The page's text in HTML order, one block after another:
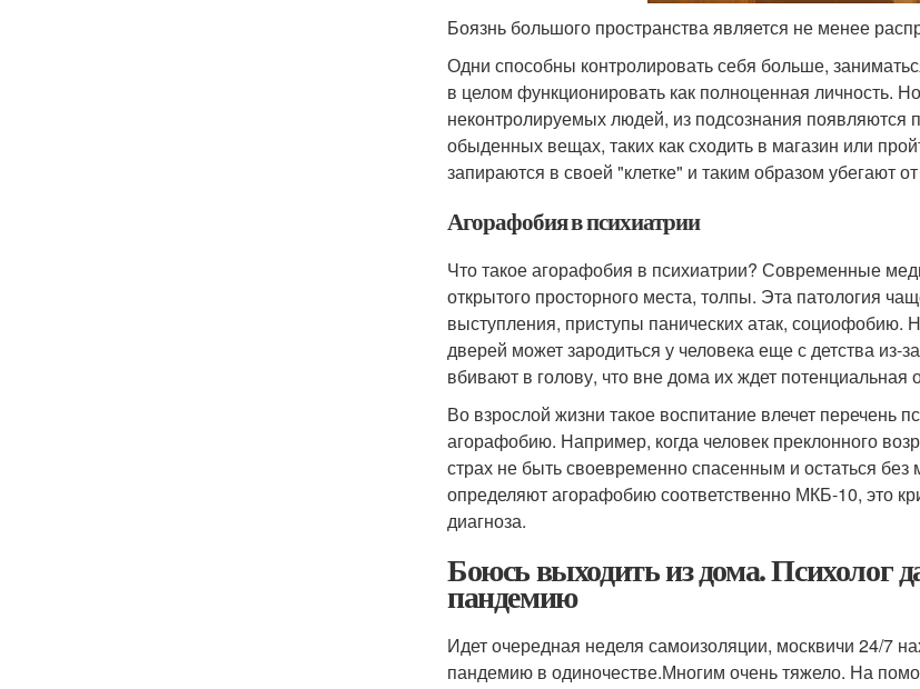
Боязнь большого пространства является не менее
Одни способны контролировать себя больше,
в целом функционировать как полноценная личность.
неконтролируемых людей, из подсознания появляются
обыденных вещах, таких как сходить в магазин или
запираются в своей "клетке" и таким образом убегают
Агорафобия в психиатрии
Что такое агорафобия в психиатрии? Современные
открытого просторного места, толпы. Эта патология
выступления, приступы панических атак,
дверей может зародиться у человека еще с детства из-
вбивают в голову, что вне дома их ждет потенциальная
Во взрослой жизни такое воспитание влечет перечень
агорафобию. Например, когда человек преклонного
страх не быть своевременно спасенным и остаться
определяют агорафобию соответственно МКБ-10, это
диагноза.
Боюсь выходить из дома. Психолог
пандемию
Идет очередная неделя самоизоляции, москвичи 24/7
пандемию в одиночестве.Многим очень тяжело. На